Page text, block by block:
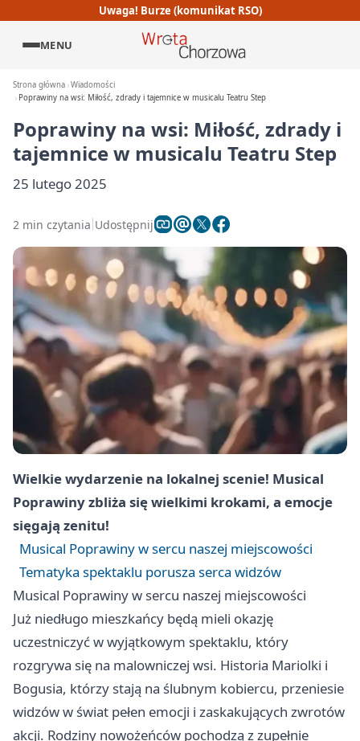
Uwaga! Burze (komunikat RSO)
MENU
Strona główna Wiadomości
Poprawiny na wsi: Miłość, zdrady i tajemnice w musicalu Teatru Step
Poprawiny na wsi: Miłość, zdrady i
tajemnice w musicalu Teatru Step
25 lutego 2025
2 min czytania Udostępnij
Wielkie wydarzenie na lokalnej scenie! Musical
Poprawiny zbliża się wielkimi krokami, a emocje
sięgają zenitu!
Musical Poprawiny w sercu naszej miejscowości
Tematyka spektaklu porusza serca widzów
Musical Poprawiny w sercu naszej miejscowości
Już niedługo mieszkańcy będą mieli okazję
uczestniczyć w wyjątkowym spektaklu, który
rozgrywa się na malowniczej wsi. Historia Mariolki i
Bogusia, którzy stają na ślubnym kobiercu, przeniesie
widzów w świat pełen emocji i zaskakujących zwrotów
akcji. Rodziny nowożeńców pochodzą z zupełnie